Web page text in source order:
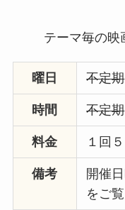
テーマ毎の映
曜日 不定期
時間 不定期
料金 １回
備考
開催
をご